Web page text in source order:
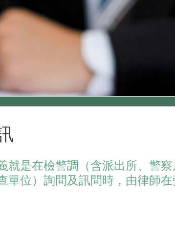
就是在檢警調（含派出所、警
單位）詢問及訊問時，由律師